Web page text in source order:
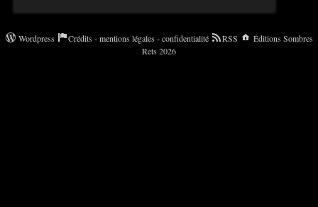
Wordpress Crédits - mentions légales - confidentialité RSS
Éditions Sombres
Rets 2026